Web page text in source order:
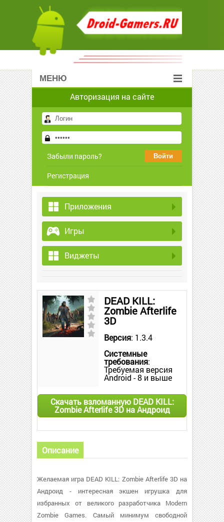
МЕНЮ
Авторизация на сайте
Забыли пароль?
Регистрация
Приложения
Игры
Виджеты
DEAD KILL:
Zombie Afterlife
3D
Версия: 1.3.4
Системные
требования:
Требуемая версия
Android - 8 и выше
Скачать взломанную DEAD KILL:
Zombie Afterlife 3D на Андроид
Описание
Желаемая игра DEAD KILL: Zombie Afterlife 3D на
Андроид - интересная экшен игрушка для
избранных от великого разработчика Modern
Zombie Games. Самый минимум свободной